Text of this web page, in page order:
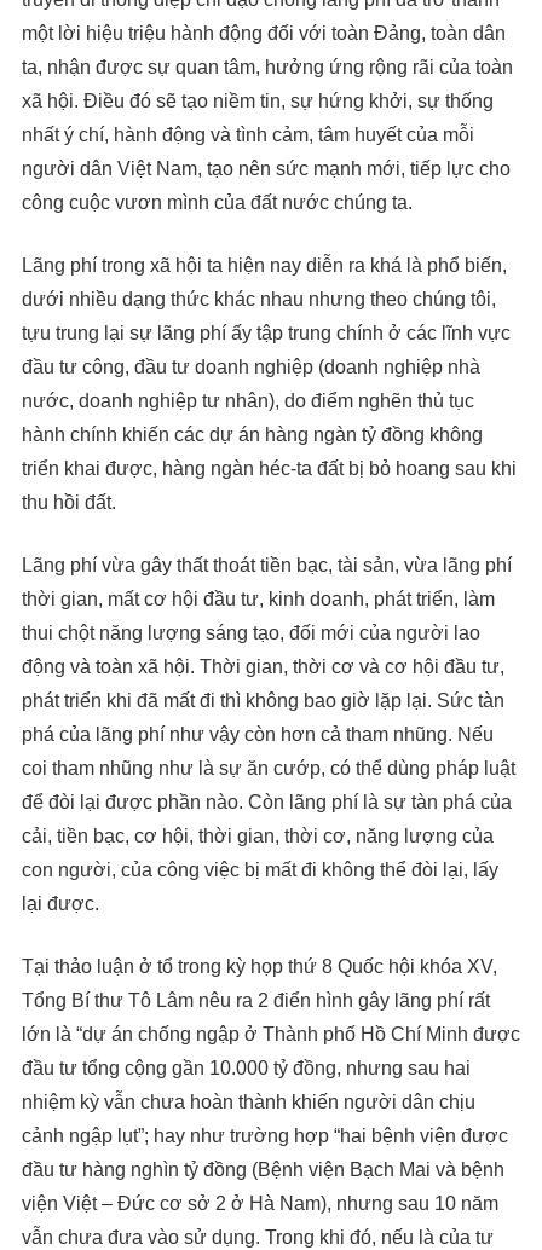
một lời hiệu triệu hành động đối với toàn Đảng, toàn dân
ta, nhận được sự quan tâm, hưởng ứng rộng rãi của toàn
xã hội. Điều đó sẽ tạo niềm tin, sự hứng khởi, sự thống
nhất ý chí, hành động và tình cảm, tâm huyết của mỗi
người dân Việt Nam, tạo nên sức mạnh mới, tiếp lực cho
công cuộc vươn mình của đất nước chúng ta.
Lãng phí trong xã hội ta hiện nay diễn ra khá là phổ biến,
dưới nhiều dạng thức khác nhau nhưng theo chúng tôi,
tựu trung lại sự lãng phí ấy tập trung chính ở các lĩnh vực
đầu tư công, đầu tư doanh nghiệp (doanh nghiệp nhà
nước, doanh nghiệp tư nhân), do điểm nghẽn thủ tục
hành chính khiến các dự án hàng ngàn tỷ đồng không
triển khai được, hàng ngàn héc-ta đất bị bỏ hoang sau khi
thu hồi đất.
Lãng phí vừa gây thất thoát tiền bạc, tài sản, vừa lãng phí
thời gian, mất cơ hội đầu tư, kinh doanh, phát triển, làm
thui chột năng lượng sáng tạo, đối mới của người lao
động và toàn xã hội. Thời gian, thời cơ và cơ hội đầu tư,
phát triển khi đã mất đi thì không bao giờ lặp lại. Sức tàn
phá của lãng phí như vậy còn hơn cả tham nhũng. Nếu
coi tham nhũng như là sự ăn cướp, có thể dùng pháp luật
để đòi lại được phần nào. Còn lãng phí là sự tàn phá của
cải, tiền bạc, cơ hội, thời gian, thời cơ, năng lượng của
con người, của công việc bị mất đi không thể đòi lại, lấy
lại được.
Tại thảo luận ở tổ trong kỳ họp thứ 8 Quốc hội khóa XV,
Tổng Bí thư Tô Lâm nêu ra 2 điển hình gây lãng phí rất
lớn là “dự án chống ngập ở Thành phố Hồ Chí Minh được
đầu tư tổng cộng gần 10.000 tỷ đồng, nhưng sau hai
nhiệm kỳ vẫn chưa hoàn thành khiến người dân chịu
cảnh ngập lụt”; hay như trường hợp “hai bệnh viện được
đầu tư hàng nghìn tỷ đồng (Bệnh viện Bạch Mai và bệnh
viện Việt – Đức cơ sở 2 ở Hà Nam), nhưng sau 10 năm
vẫn chưa đưa vào sử dụng. Trong khi đó, nếu là của tư